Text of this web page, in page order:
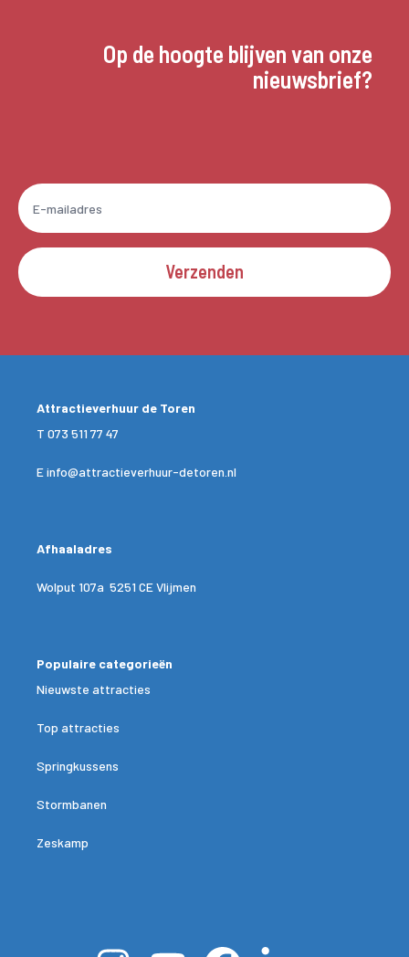
Op de hoogte blijven van onze
nieuwsbrief?
Verzenden
Attractieverhuur de Toren
T 073 511 77 47
Einfo@attractieverhuur-detoren.nl
Afhaaladres
Wolput 107a 5251 CE Vlijmen
Populaire categorieën
Nieuwste attracties
Top attracties
Springkussens
Stormbanen
Zeskamp